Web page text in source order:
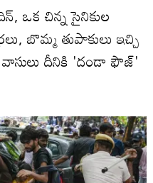
ఒక చిన్న సైనికుల
బొమ్మ తుపాకులు ఇచ్చి
దీనికి 'దండా ఫౌజ్'